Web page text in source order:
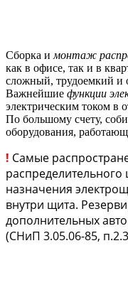
Сборка и монтаж
как в офисе, так и в
сложный, трудоемкий и
Важнейшие функции
электрическим током в
По большому счету,
оборудования,
! Самые
назначения
внутри щита.
дополнительных
(СНиП 3.05.06-85,